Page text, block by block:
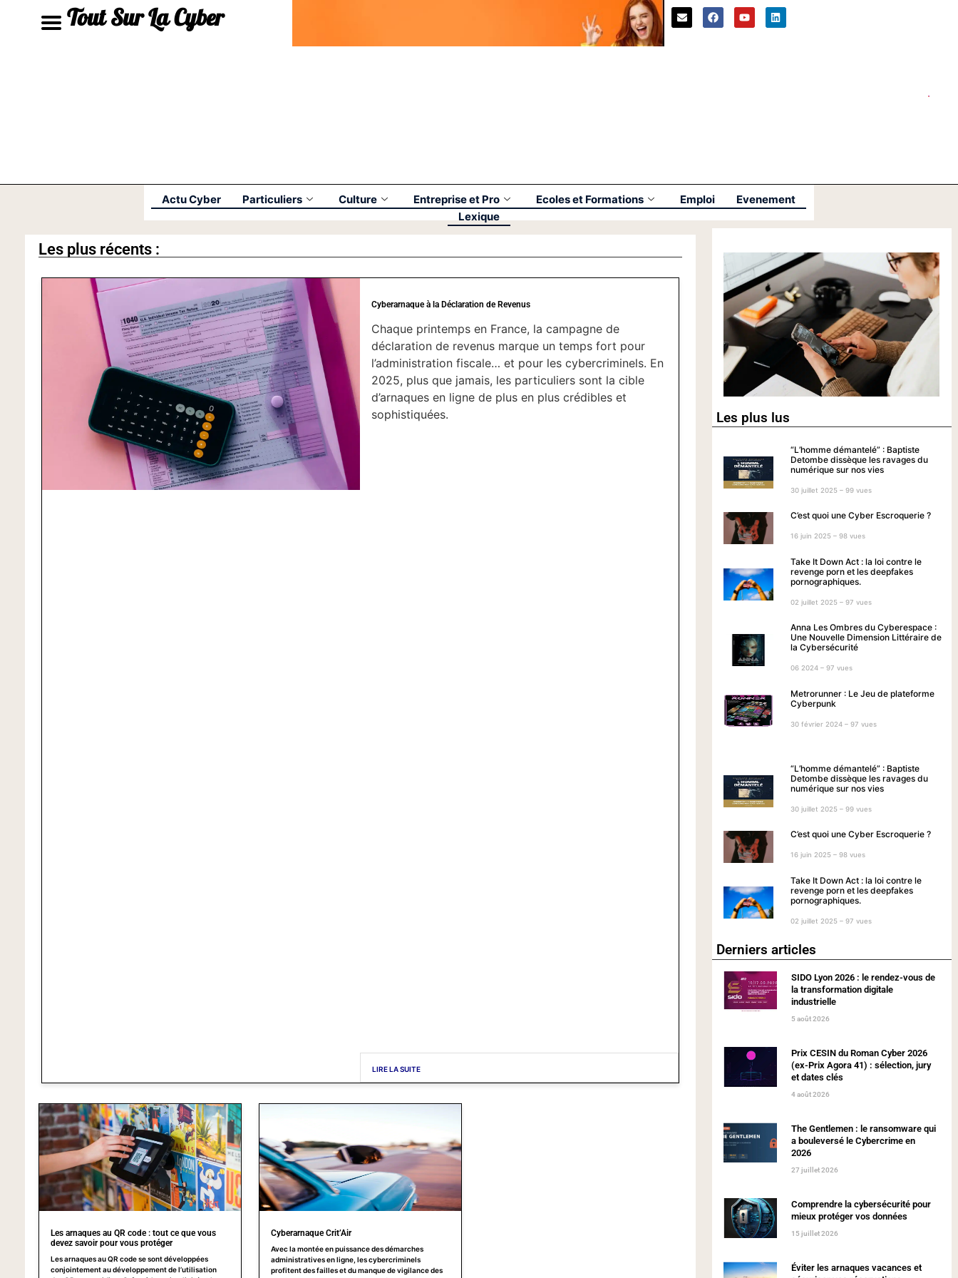
Tout Sur La Cyber
Actu Cyber Particuliers Culture Entreprise et Pro Ecoles et Formations Emploi
Evenement
Lexique
Les plus lus
“L’homme démantelé” : Baptiste
Detombe dissèque les ravages du
numérique sur nos vies
30 juillet 2025 – 99 vues
C’est quoi une Cyber Escroquerie ?
16 juin 2025 – 98 vues
Take It Down Act : la loi contre le
revenge porn et les deepfakes
pornographiques.
02 juillet 2025 – 97 vues
Anna Les Ombres du Cyberespace :
Une Nouvelle Dimension Littéraire de
la Cybersécurité
06 2024 – 97 vues
Metrorunner : Le Jeu de plateforme
Cyberpunk
30 février 2024 – 97 vues
“L’homme démantelé” : Baptiste
Detombe dissèque les ravages du
numérique sur nos vies
30 juillet 2025 – 99 vues
C’est quoi une Cyber Escroquerie ?
16 juin 2025 – 98 vues
Take It Down Act : la loi contre le
revenge porn et les deepfakes
pornographiques.
02 juillet 2025 – 97 vues
Derniers articles
SIDO Lyon 2026 : le rendez-vous de
la transformation digitale
industrielle
5 août 2026
Prix CESIN du Roman Cyber 2026
(ex-Prix Agora 41) : sélection, jury
et dates clés
4 août 2026
The Gentlemen : le ransomware qui
a bouleversé le Cybercrime en
2026
27 juillet 2026
Comprendre la cybersécurité pour
mieux protéger vos données
15 juillet 2026
Éviter les arnaques vacances et
Les plus récents :
Cyberarnaque à la Déclaration de Revenus
Chaque printemps en France, la campagne de
déclaration de revenus marque un temps fort pour
l’administration fiscale… et pour les cybercriminels. En
2025, plus que jamais, les particuliers sont la cible
d’arnaques en ligne de plus en plus crédibles et
sophistiquées.
LIRE LA SUITE
Les arnaques au QR code : tout ce que vous
devez savoir pour vous protéger
Les arnaques au QR code se sont développées
conjointement au développement de l’utilisation
Cyberarnaque Crit’Air
Avec la montée en puissance des démarches
administratives en ligne, les cybercriminels
profitent des failles et du manque de vigilance des